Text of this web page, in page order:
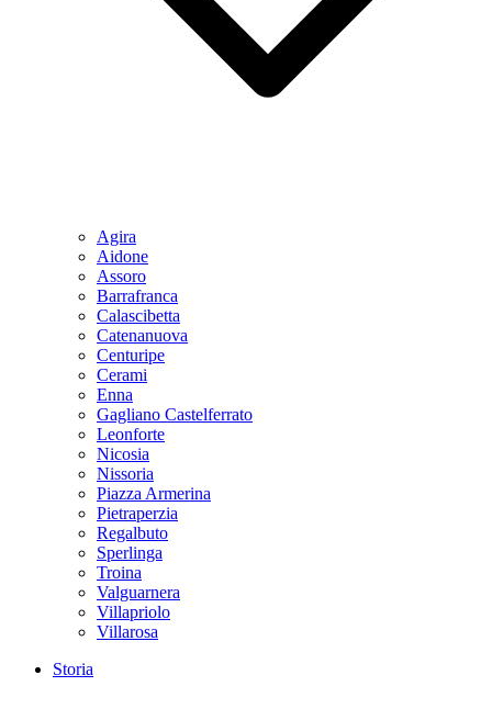
Agira
Aidone
Assoro
Barrafranca
Calascibetta
Catenanuova
Centuripe
Cerami
Enna
Gagliano Castelferrato
Leonforte
Nicosia
Nissoria
Piazza Armerina
Pietraperzia
Regalbuto
Sperlinga
Troina
Valguarnera
Villapriolo
Villarosa
Storia